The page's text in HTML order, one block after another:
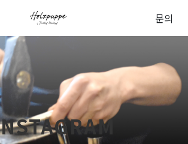
문의